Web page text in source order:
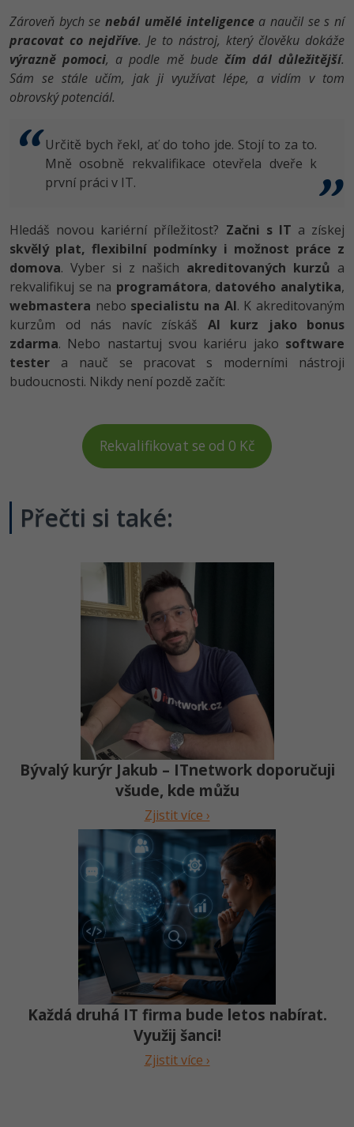
Zároveň bych senebál umělé inteligencea naučil se s ní
pracovat co nejdříve. Je to nástroj, který člověku dokáže
výrazně pomoci, a podle mě bude čím dál důležitější.
Sám se stále učím, jak ji využívat lépe, a vidím v tom
obrovský potenciál.
Určitě bych řekl, ať do toho jde. Stojí to za to.
Mně osobně rekvalifikace otevřela dveře k
první práci v IT.
Hledáš novou kariérní příležitost? Začni s IT a získej
skvělý plat, flexibilní podmínky i možnost práce z
domova. Vyber si z našich akreditovaných kurzů a
rekvalifikuj se na programátora, datového analytika,
webmastera nebo specialistu na AI. K akreditovaným
kurzům od nás navíc získáš AI kurz jako bonus
zdarma. Nebo nastartuj svou kariéru jako software
tester a nauč se pracovat s moderními nástroji
budoucnosti. Nikdy není pozdě začít:
Rekvalifikovat se od 0 Kč
Přečti si také:
Bývalý kurýr Jakub – ITnetwork doporučuji
všude, kde můžu
Zjistit více ›
Každá druhá IT firma bude letos nabírat.
Využij šanci!
Zjistit více ›